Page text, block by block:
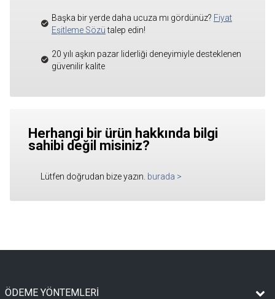
Başka bir yerde daha ucuza mı gördünüz? Fiyat
Eşitleme Sözütalep edin!
20 yılı aşkın pazar liderliği deneyimiyle desteklenen
güvenilir kalite
Herhangi bir ürün hakkında bilgi
sahibi değil misiniz?
Lütfen doğrudan bize yazın. burada >
ÖDEME YÖNTEMLERİ